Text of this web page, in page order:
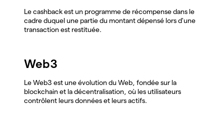
Le cashback est un programme de récompense dans le
cadre duquel une partie du montant dépensé lors d'une
transaction est restituée.
Web3
Le Web3 est une évolution du Web, fondée sur la
blockchain et la décentralisation, où les utilisateurs
contrôlent leurs données et leurs actifs.